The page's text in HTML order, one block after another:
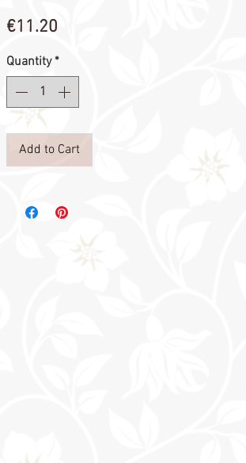
€11.20
Quantity *
Add to Cart